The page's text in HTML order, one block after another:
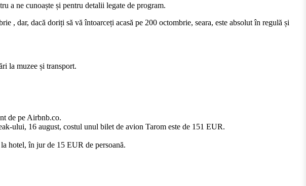
a ne cunoaște și pentru detalii legate de program.
, dar, dacă doriți să vă întoarceți acasă pe 200 octombrie, seara, este absolut în regulă și
la muzee și transport.
de pe Airbnb.co.
ului, 16 august, costul unul bilet de avion Tarom este de 151 EUR.
hotel, în jur de 15 EUR de persoană.